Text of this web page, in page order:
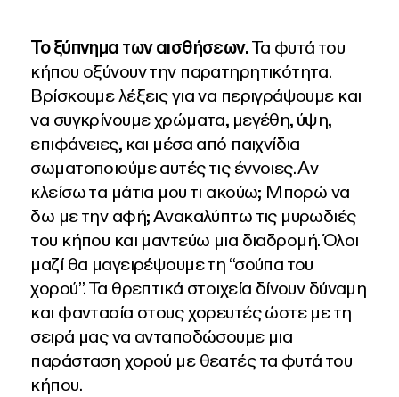
Το ξύπνημα των αισθήσεων.Τα φυτά του
κήπου οξύνουν την παρατηρητικότητα.
Βρίσκουμε λέξεις για να περιγράψουμε και
να συγκρίνουμε χρώματα, μεγέθη, ύψη,
επιφάνειες, και μέσα από παιχνίδια
σωματοποιούμε αυτές τις έννοιες. Αν
κλείσω τα μάτια μου τι ακούω; Μπορώ να
δω με την αφή; Ανακαλύπτω τις μυρωδιές
του κήπου και μαντεύω μια διαδρομή. Όλοι
μαζί θα μαγειρέψουμε τη “σούπα του
χορού”. Τα θρεπτικά στοιχεία δίνουν δύναμη
και φαντασία στους χορευτές ώστε με τη
σειρά μας να ανταποδώσουμε μια
παράσταση χορού με θεατές τα φυτά του
κήπου.